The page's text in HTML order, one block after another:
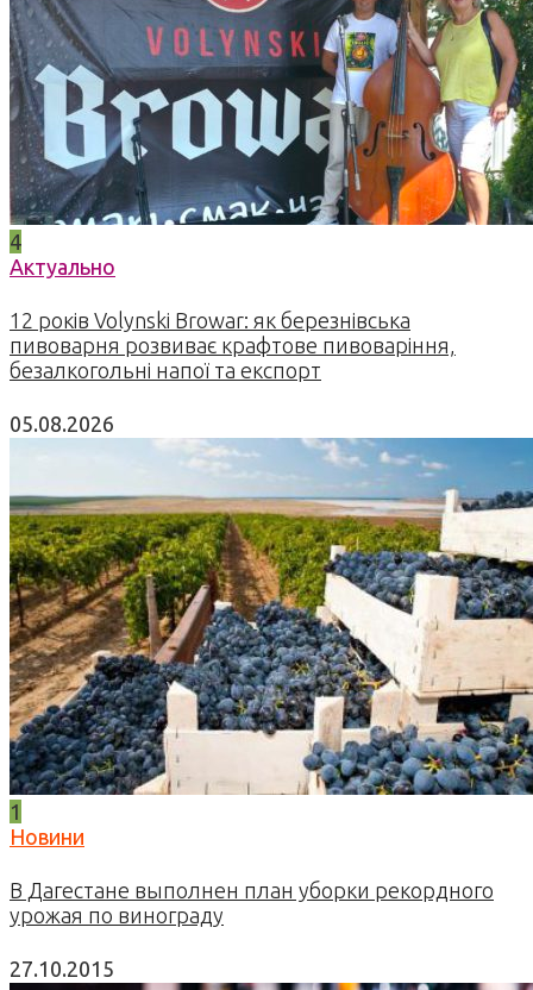
4
Актуально
12 років Volynski Browar: як березнівська
пивоварня розвиває крафтове пивоваріння,
безалкогольні напої та експорт
05.08.2026
1
Новини
В Дагестане выполнен план уборки рекордного
урожая по винограду
27.10.2015